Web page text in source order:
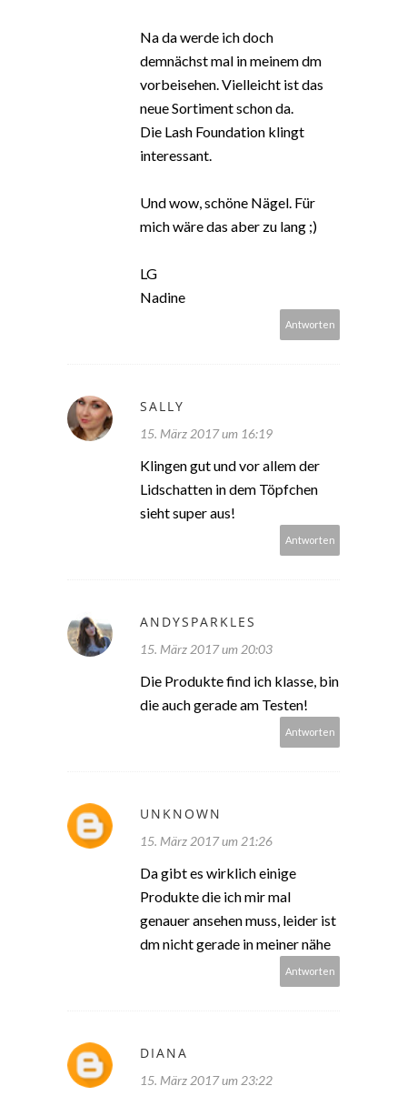
Na da werde ich doch
demnächst mal in meinem dm
vorbeisehen. Vielleicht ist das
neue Sortiment schon da.
Die Lash Foundation klingt
interessant.
Und wow, schöne Nägel. Für
mich wäre das aber zu lang ;)
LG
Nadine
Antworten
SALLY
15. März 2017 um 16:19
Klingen gut und vor allem der
Lidschatten in dem Töpfchen
sieht super aus!
Antworten
ANDYSPARKLES
15. März 2017 um 20:03
Die Produkte find ich klasse, bin
die auch gerade am Testen!
Antworten
UNKNOWN
15. März 2017 um 21:26
Da gibt es wirklich einige
Produkte die ich mir mal
genauer ansehen muss, leider ist
dm nicht gerade in meiner nähe
Antworten
DIANA
15. März 2017 um 23:22